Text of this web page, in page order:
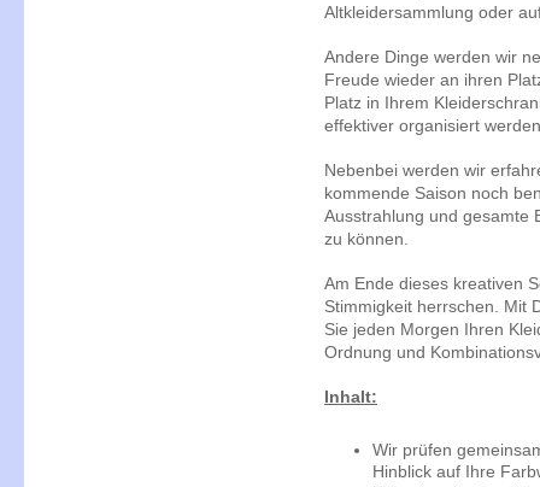
Altkleidersammlung oder
Andere Dinge werden wir
Freude wieder an ihren
Platz in Ihrem
effektiver organisiert
Nebenbei werden wir
kommende Saison noch
Ausstrahlung und gesamte
zu können.
Am Ende dieses kreativen
Stimmigkeit herrschen. Mit
Sie jeden Morgen Ihren
Ordnung und
Inhalt:
Wir prüfen
Hinblick auf Ihre